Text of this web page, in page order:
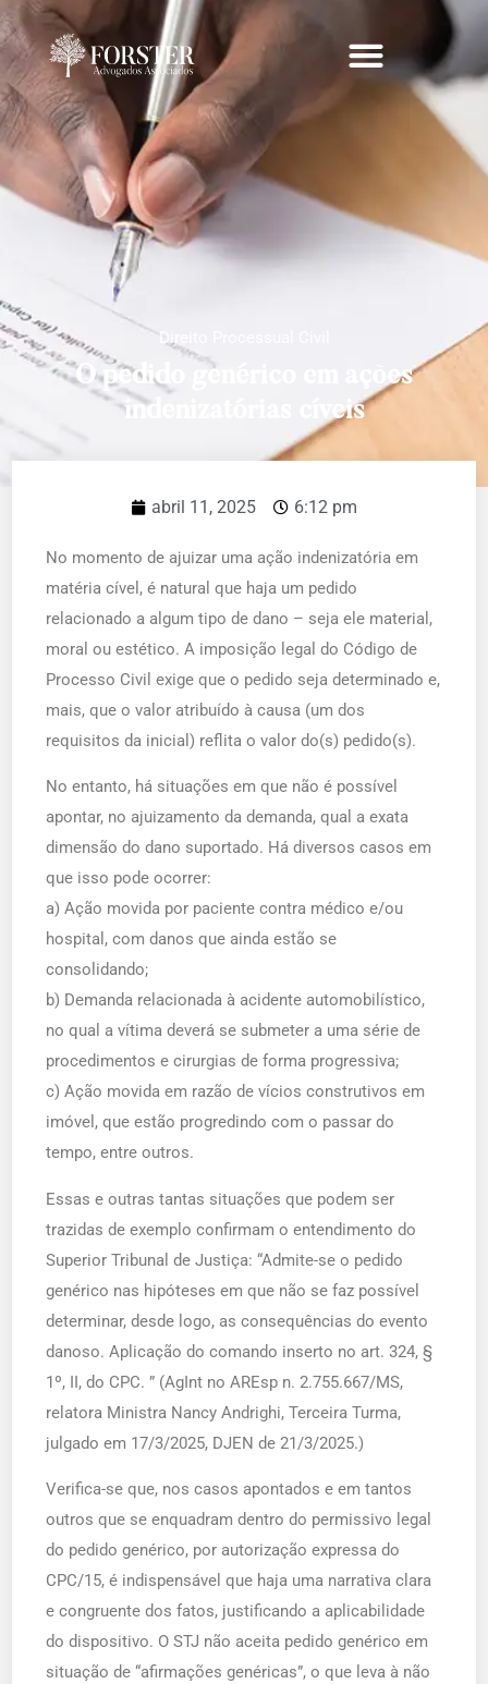
Direito Processual Civil
O pedido genérico em ações
indenizatórias cíveis
abril 11, 2025 6:12 pm
No momento de ajuizar uma ação indenizatória em
matéria cível, é natural que haja um pedido
relacionado a algum tipo de dano – seja ele material,
moral ou estético. A imposição legal do Código de
Processo Civil exige que o pedido seja determinado e,
mais, que o valor atribuído à causa (um dos
requisitos da inicial) reflita o valor do(s) pedido(s).
No entanto, há situações em que não é possível
apontar, no ajuizamento da demanda, qual a exata
dimensão do dano suportado. Há diversos casos em
que isso pode ocorrer:
a) Ação movida por paciente contra médico e/ou
hospital, com danos que ainda estão se
consolidando;
b) Demanda relacionada à acidente automobilístico,
no qual a vítima deverá se submeter a uma série de
procedimentos e cirurgias de forma progressiva;
c) Ação movida em razão de vícios construtivos em
imóvel, que estão progredindo com o passar do
tempo, entre outros.
Essas e outras tantas situações que podem ser
trazidas de exemplo confirmam o entendimento do
Superior Tribunal de Justiça: “Admite-se o pedido
genérico nas hipóteses em que não se faz possível
determinar, desde logo, as consequências do evento
danoso. Aplicação do comando inserto no art. 324, §
1º, II, do CPC. ” (AgInt no AREsp n. 2.755.667/MS,
relatora Ministra Nancy Andrighi, Terceira Turma,
julgado em 17/3/2025, DJEN de 21/3/2025.)
Verifica-se que, nos casos apontados e em tantos
outros que se enquadram dentro do permissivo legal
do pedido genérico, por autorização expressa do
CPC/15, é indispensável que haja uma narrativa clara
e congruente dos fatos, justificando a aplicabilidade
do dispositivo. O STJ não aceita pedido genérico em
situação de “afirmações genéricas”, o que leva à não